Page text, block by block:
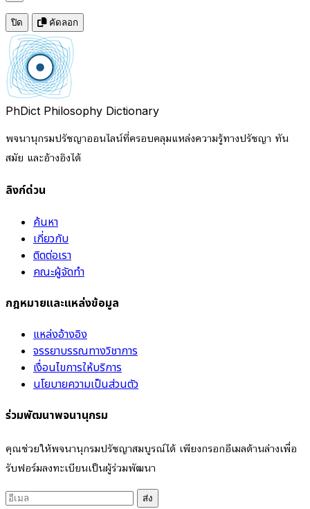
ปิด คัดลอก
PhDict Philosophy Dictionary
พจนานุกรมปรัชญาออนไลน์ที่ครอบคลุมแหล่งความรู้ทางปรัชญา ทัน
สมัย และอ้างอิงได้
ลิงก์ด่วน
ค้นหา
เกี่ยวกับ
ติดต่อเรา
คณะผู้จัดทำ
กฎหมายและแหล่งข้อมูล
แหล่งอ้างอิง
จรรยาบรรณทางวิชาการ
เงื่อนไขการให้บริการ
นโยบายความเป็นส่วนตัว
ร่วมพัฒนาพจนานุกรม
คุณช่วยให้พจนานุกรมปรัชญาสมบูรณ์ได้ เพียงกรอกอีเมลด้านล่างเพื่อ
รับฟอร์มลงทะเบียนเป็นผู้ร่วมพัฒนา
ส่ง